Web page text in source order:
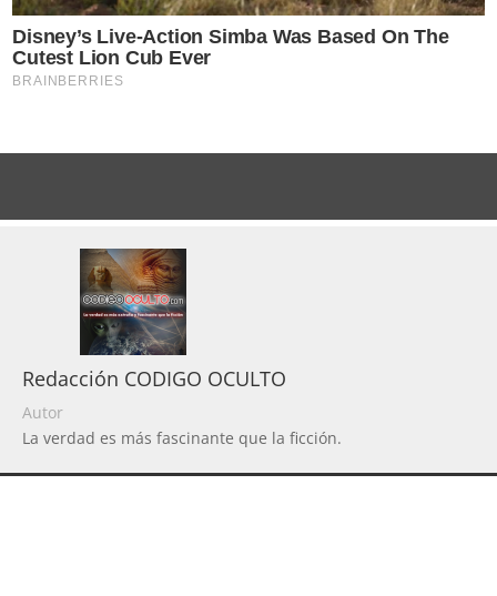
Redacción CODIGO OCULTO
Autor
La verdad es más fascinante que la ficción.